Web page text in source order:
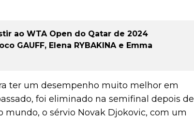
ao WTA Open do Qatar de 2024
GAUFF, Elena RYBAKINA e Emma
ter um desempenho muito melhor em
foi eliminado na semifinal depois de
o sérvio Novak Djokovic, com um